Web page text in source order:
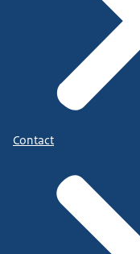
Contact